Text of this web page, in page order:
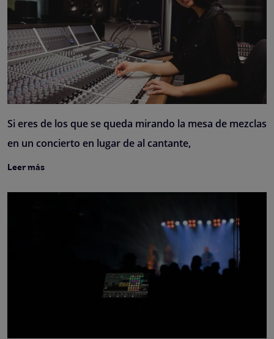
Si eres de los que se queda mirando la mesa de mezclas
en un concierto en lugar de al cantante,
Leer más